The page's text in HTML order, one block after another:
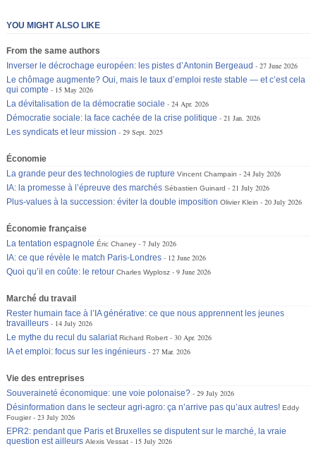
YOU MIGHT ALSO LIKE
From the same authors
Inverser le décrochage européen: les pistes d’Antonin Bergeaud
27 June 2026
Le chômage augmente? Oui, mais le taux d’emploi reste stable — et c’est cela
qui compte
15 May 2026
La dévitalisation de la démocratie sociale
24 Apr. 2026
Démocratie sociale: la face cachée de la crise politique
21 Jan. 2026
Les syndicats et leur mission
29 Sept. 2025
Économie
La grande peur des technologies de rupture Vincent Champain
24 July 2026
IA: la promesse à l’épreuve des marchés Sébastien Guinard
21 July 2026
Plus-values à la succession: éviter la double imposition Olivier Klein 20 July 2026
Économie française
La tentation espagnole Éric Chaney
7 July 2026
IA: ce que révèle le match Paris-Londres
12 June 2026
Quoi qu’il en coûte: le retour Charles Wyplosz 9 June 2026
Marché du travail
Rester humain face à l’IA générative: ce que nous apprennent les jeunes
travailleurs
14 July 2026
Le mythe du recul du salariat Richard Robert
30 Apr. 2026
IA et emploi: focus sur les ingénieurs
27 Mar. 2026
Vie des entreprises
Souveraineté économique: une voie polonaise?
29 July 2026
Désinformation dans le secteur agri-agro: ça n’arrive pas qu’aux autres! Eddy
Fougier
23 July 2026
EPR2: pendant que Paris et Bruxelles se disputent sur le marché, la vraie
question est ailleurs Alexis Vessat 15 July 2026